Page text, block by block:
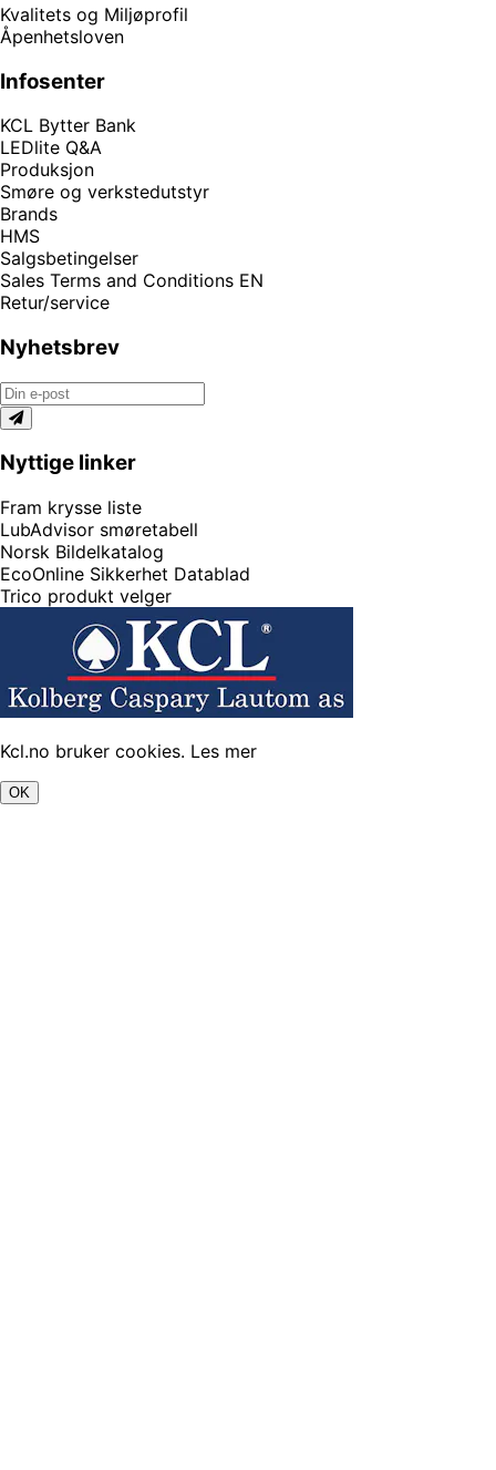
Kvalitets og Miljøprofil
Åpenhetsloven
Infosenter
KCL Bytter Bank
LEDlite Q&A
Produksjon
Smøre og verkstedutstyr
Brands
HMS
Salgsbetingelser
Sales Terms and Conditions EN
Retur/service
Nyhetsbrev
Nyttige linker
Fram krysse liste
LubAdvisor smøretabell
Norsk Bildelkatalog
EcoOnline Sikkerhet Datablad
Trico produkt velger
Kcl.no bruker cookies. Les mer
OK